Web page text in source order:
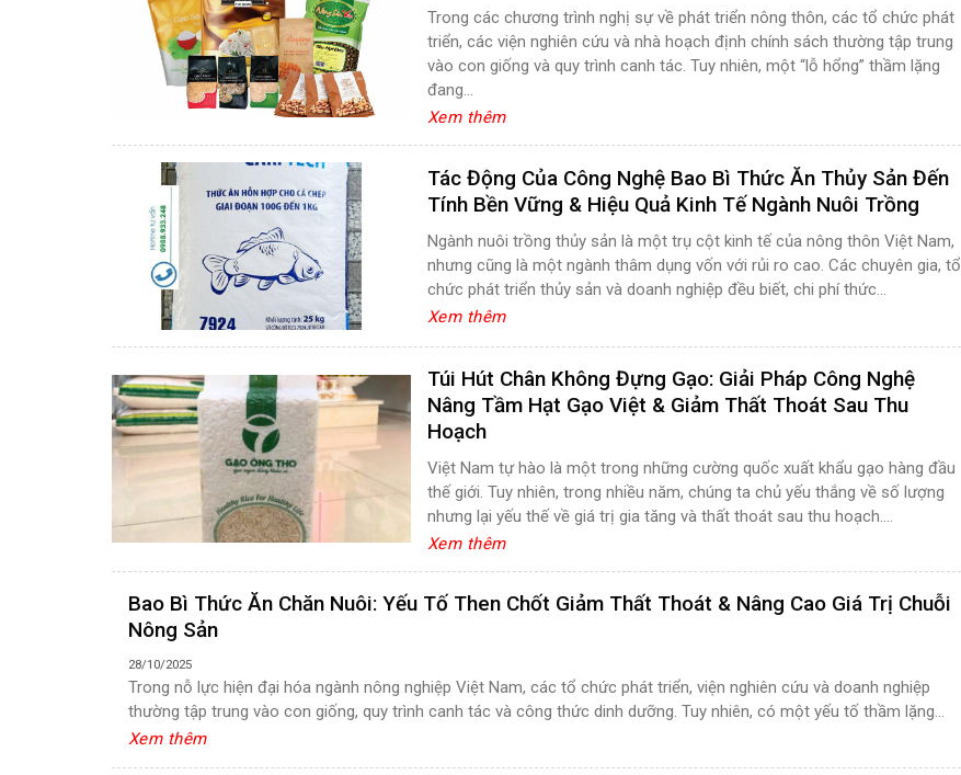
Trong các chương trình nghị sự về phát triển nông thôn, các tổ chức phát
triển, các viện nghiên cứu và nhà hoạch định chính sách thường tập trung
vào con giống và quy trình canh tác. Tuy nhiên, một “lỗ hổng” thầm lặng
đang...
Xem thêm
Tác Động Của Công Nghệ Bao Bì Thức Ăn Thủy Sản Đến
Tính Bền Vững & Hiệu Quả Kinh Tế Ngành Nuôi Trồng
Ngành nuôi trồng thủy sản là một trụ cột kinh tế của nông thôn Việt Nam,
nhưng cũng là một ngành thâm dụng vốn với rủi ro cao. Các chuyên gia, tổ
chức phát triển thủy sản và doanh nghiệp đều biết, chi phí thức...
Xem thêm
Túi Hút Chân Không Đựng Gạo: Giải Pháp Công Nghệ
Nâng Tầm Hạt Gạo Việt & Giảm Thất Thoát Sau Thu
Hoạch
Việt Nam tự hào là một trong những cường quốc xuất khẩu gạo hàng đầu
thế giới. Tuy nhiên, trong nhiều năm, chúng ta chủ yếu thắng về số lượng
nhưng lại yếu thế về giá trị gia tăng và thất thoát sau thu hoạch....
Xem thêm
Bao Bì Thức Ăn Chăn Nuôi: Yếu Tố Then Chốt Giảm Thất Thoát & Nâng Cao Giá Trị Chuỗi
Nông Sản
28/10/2025
Trong nỗ lực hiện đại hóa ngành nông nghiệp Việt Nam, các tổ chức phát triển, viện nghiên cứu và doanh nghiệp
thường tập trung vào con giống, quy trình canh tác và công thức dinh dưỡng. Tuy nhiên, có một yếu tố thầm lặng...
Xem thêm